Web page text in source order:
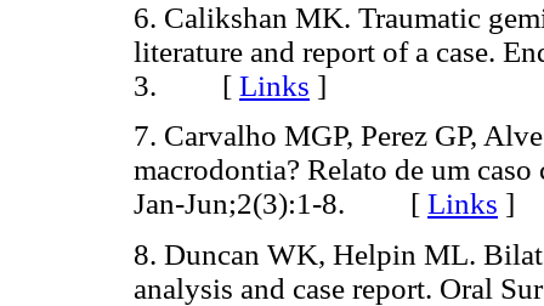
6. Calikshan MK. Traumatic
literature and report of a case.
3. [ Links ]
7. Carvalho MGP, Perez GP,
macrodontia? Relato de um
Jan-Jun;2(3):1-8. [ Links ]
8. Duncan WK, Helpin ML.
analysis and case report.